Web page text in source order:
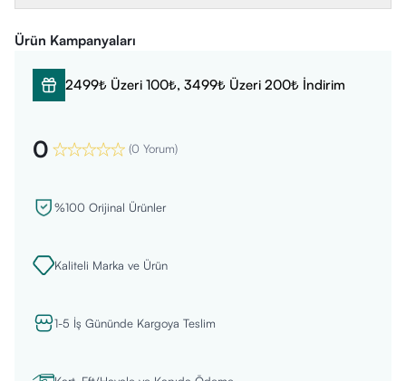
Ürün Kampanyaları
2499₺ Üzeri 100₺, 3499₺ Üzeri 200₺ İndirim
0 (0 Yorum)
%100 Orijinal Ürünler
Kaliteli Marka ve Ürün
1-5 İş Gününde Kargoya Teslim